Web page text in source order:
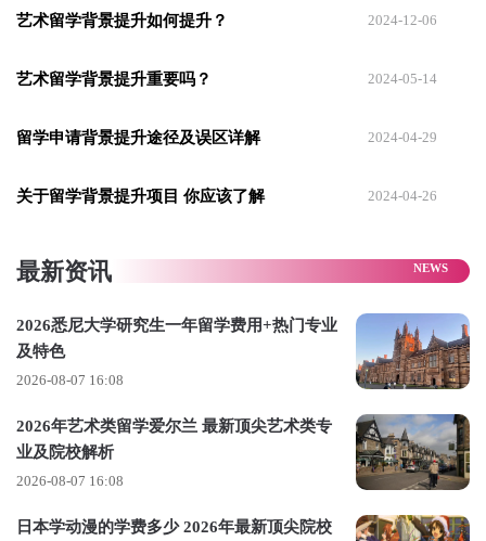
示，申请时你的竞争者可能已有多年职场经验，其CV中的职场
专业理解，建议寻找与专业相关
并能真正参与实
//游学
通过游学项目提前感受当地的教育文化，提前了解学校的特
应留学生活。
学生可以在国外的学校学习一到两个月左右，选修该校的学分
更为关键的是，如果你在夏校中的表现足够出色，甚至有可能
得到教授的青睐，收获一封宝贵的
艺术留学背景提升如何提升？ 2024-12-06
艺术留学背景提升重要吗？ 2024-05-14
留学申请背景提升途径及误区详解 2024-04-29
关于留学背景提升项目 你应该了解 2024-04-26
最新资讯
2026悉尼大学研究生一年留学费用+热门专业
及特色
2026-08-07 16:08
2026年艺术类留学爱尔兰 最新顶尖艺术类专
业及院校解析
2026-08-07 16:08
日本学动漫的学费多少 2026年最新顶尖院校